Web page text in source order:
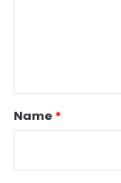
*
Name *